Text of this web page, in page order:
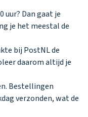
uur? Dan gaat je
je het meestal de
bij PostNL de
daarom altijd je
Bestellingen
verzonden, wat de